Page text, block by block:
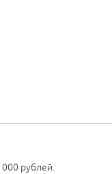
000 рублей.